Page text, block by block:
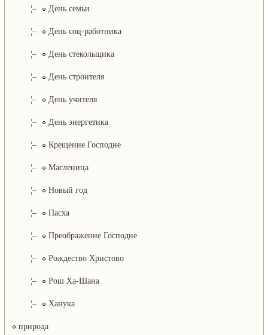
¦– День семьи
¦– День соц-работника
¦– День стекольщика
¦– День строителя
¦– День учителя
¦– День энергетика
¦– Крещение Господне
¦– Масленица
¦– Новый год
¦– Пасха
¦– Преображение Господне
¦– Рождество Христово
¦– Рош Ха-Шана
¦– Ханука
природа